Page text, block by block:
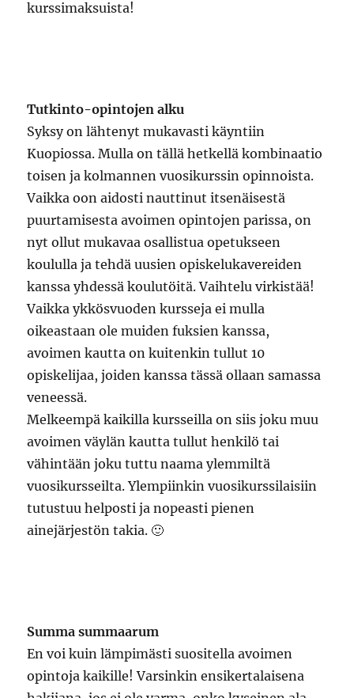
kurssimaksuista!
Tutkinto-opintojen alku
Syksy on lähtenyt mukavasti käyntiin
Kuopiossa. Mulla on tällä hetkellä kombinaatio
toisen ja kolmannen vuosikurssin opinnoista.
Vaikka oon aidosti nauttinut itsenäisestä
puurtamisesta avoimen opintojen parissa, on
nyt ollut mukavaa osallistua opetukseen
koululla ja tehdä uusien opiskelukavereiden
kanssa yhdessä koulutöitä. Vaihtelu virkistää!
Vaikka ykkösvuoden kursseja ei mulla
oikeastaan ole muiden fuksien kanssa,
avoimen kautta on kuitenkin tullut 10
opiskelijaa, joiden kanssa tässä ollaan samassa
veneessä.
Melkeempä kaikilla kursseilla on siis joku muu
avoimen väylän kautta tullut henkilö tai
vähintään joku tuttu naama ylemmiltä
vuosikursseilta. Ylempiinkin vuosikurssilaisiin
tutustuu helposti ja nopeasti pienen
ainejärjestön takia. 🙂
Summa summaarum
En voi kuin lämpimästi suositella avoimen
opintoja kaikille! Varsinkin ensikertalaisena